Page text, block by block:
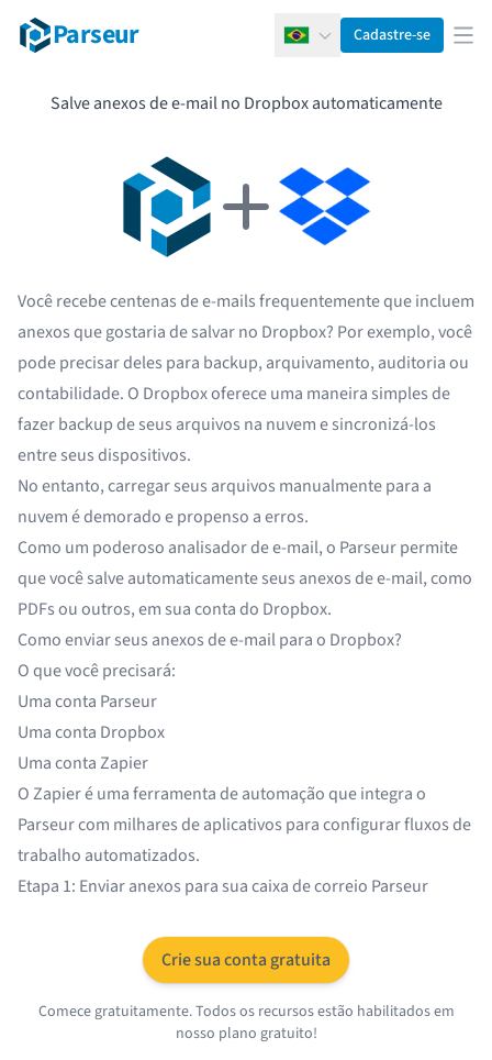
Parseur PortuguêsCadastre-se
Salve anexos de e-mail no Dropbox automaticamente
Você recebe centenas de e-mails frequentemente que incluem
anexos que gostaria de salvar no Dropbox? Por exemplo, você
pode precisar deles para backup, arquivamento, auditoria ou
contabilidade. O Dropbox oferece uma maneira simples de
fazer backup de seus arquivos na nuvem e sincronizá-los
entre seus dispositivos.
No entanto, carregar seus arquivos manualmente para a
nuvem é demorado e propenso a erros.
Como um poderoso analisador de e-mail, o Parseurpermite
que você salve automaticamente seus anexos de e-mail, como
PDFs ou outros, em sua conta do Dropbox.
Como enviar seus anexos de e-mail para o Dropbox?
O que você precisará:
Uma conta Parseur
Uma conta Dropbox
Uma conta Zapier
OZapieré uma ferramenta de automação que integra o
Parseur com milhares de aplicativos para configurar fluxos de
trabalho automatizados.
Etapa 1: Enviar anexos para sua caixa de correio Parseur
Crie sua conta gratuita
Comece gratuitamente. Todos os recursos estão habilitados em
nosso plano gratuito!